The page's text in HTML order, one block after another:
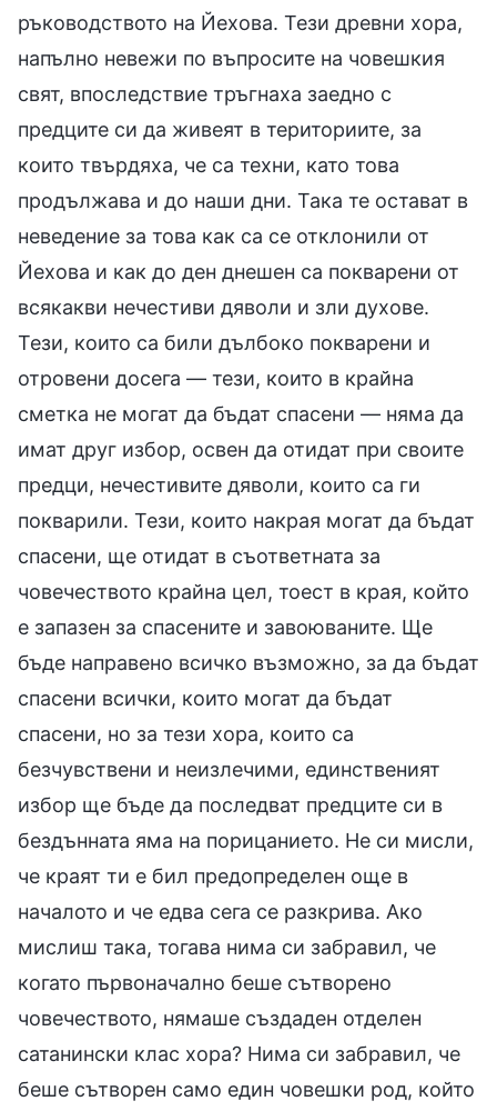
ръководството на Йехова. Тези древни хора,
напълно невежи по въпросите на човешкия
свят, впоследствие тръгнаха заедно с
предците си да живеят в териториите, за
които твърдяха, че са техни, като това
продължава и до наши дни. Така те остават в
неведение за това как са се отклонили от
Йехова и как до ден днешен са покварени от
всякакви нечестиви дяволи и зли духове.
Тези, които са били дълбоко покварени и
отровени досега — тези, които в крайна
сметка не могат да бъдат спасени — няма да
имат друг избор, освен да отидат при своите
предци, нечестивите дяволи, които са ги
покварили. Тези, които накрая могат да бъдат
спасени, ще отидат в съответната за
човечеството крайна цел, тоест в края, който
е запазен за спасените и завоюваните. Ще
бъде направено всичко възможно, за да бъдат
спасени всички, които могат да бъдат
спасени, но за тези хора, които са
безчувствени и неизлечими, единственият
избор ще бъде да последват предците си в
бездънната яма на порицанието. Не си мисли,
че краят ти е бил предопределен още в
началото и че едва сега се разкрива. Ако
мислиш така, тогава нима си забравил, че
когато първоначално беше сътворено
човечеството, нямаше създаден отделен
сатанински клас хора? Нима си забравил, че
беше сътворен само един човешки род, който